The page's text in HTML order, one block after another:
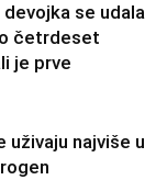
se udala
četrdeset
je prve
uživaju najviše u